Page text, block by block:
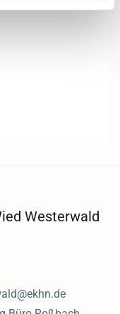
Westerwald